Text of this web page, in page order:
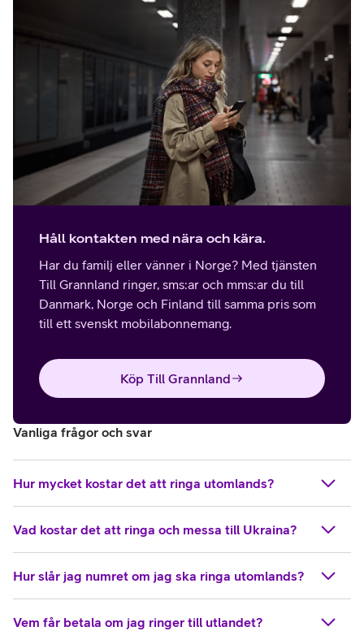
Håll kontakten med nära och kära.
Har du familj eller vänner i Norge? Med tjänsten
Till Grannland ringer, sms:ar och mms:ar du till
Danmark, Norge och Finland till samma pris som
till ett svenskt mobilabonnemang.
Köp Till Grannland
Vanliga frågor och svar
Hur mycket kostar det att ringa utomlands?
Vad kostar det att ringa och messa till Ukraina?
Hur slår jag numret om jag ska ringa utomlands?
Vem får betala om jag ringer till utlandet?